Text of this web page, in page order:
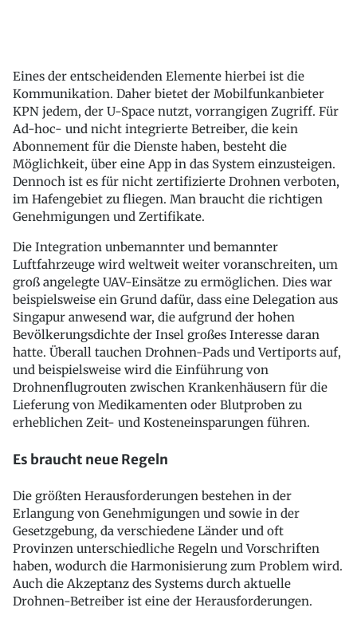
Eines der entscheidenden Elemente hierbei ist die
Kommunikation. Daher bietet der Mobilfunkanbieter
KPN jedem, der U-Space nutzt, vorrangigen Zugriff. Für
Ad-hoc- und nicht integrierte Betreiber, die kein
Abonnement für die Dienste haben, besteht die
Möglichkeit, über eine App in das System einzusteigen.
Dennoch ist es für nicht zertifizierte Drohnen verboten,
im Hafengebiet zu fliegen. Man braucht die richtigen
Genehmigungen und Zertifikate.
Die Integration unbemannter und bemannter
Luftfahrzeuge wird weltweit weiter voranschreiten, um
groß angelegte UAV-Einsätze zu ermöglichen. Dies war
beispielsweise ein Grund dafür, dass eine Delegation aus
Singapur anwesend war, die aufgrund der hohen
Bevölkerungsdichte der Insel großes Interesse daran
hatte. Überall tauchen Drohnen-Pads und Vertiports auf,
und beispielsweise wird die Einführung von
Drohnenflugrouten zwischen Krankenhäusern für die
Lieferung von Medikamenten oder Blutproben zu
erheblichen Zeit- und Kosteneinsparungen führen.
Es braucht neue Regeln
Die größten Herausforderungen bestehen in der
Erlangung von Genehmigungen und sowie in der
Gesetzgebung, da verschiedene Länder und oft
Provinzen unterschiedliche Regeln und Vorschriften
haben, wodurch die Harmonisierung zum Problem wird.
Auch die Akzeptanz des Systems durch aktuelle
Drohnen-Betreiber ist eine der Herausforderungen.